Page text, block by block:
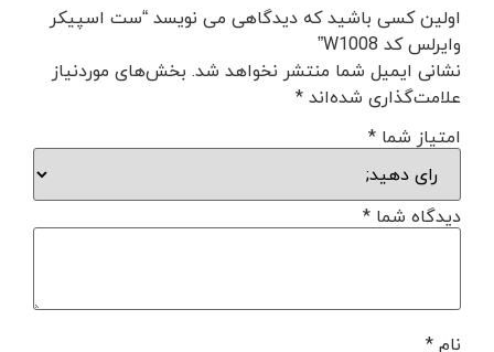
اولین کسی باشید که دیدگاهی می نویسد “ست اسپیکر
وایرلس کد W1008”
نشانی ایمیل شما منتشر نخواهد شد. بخش‌های موردنیاز
علامت‌گذاری شده‌اند*
امتیاز شما *
دیدگاه شما *
نام*